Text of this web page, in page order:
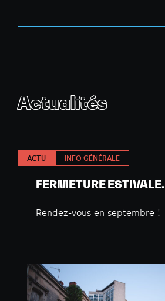
Actualités
ACTU INFO GÉNÉRALE
FERMETURE ESTIVALE.
Rendez-vous en septembre !